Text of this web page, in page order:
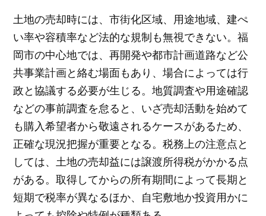
土地の売却時には、市街化区域、用途地域、建ぺ
い率や容積率など法的な規制も無視できない。福
岡市の中心地では、再開発や都市計画道路など公
共事業計画と絡む場面もあり、場合によっては行
政と協議する必要が生じる。地質調査や用途確認
などの事前調査を怠ると、いざ売却活動を始めて
も購入希望者から敬遠されるケースがあるため、
正確な現況把握が重要となる。税務上の注意点と
しては、土地の売却益には譲渡所得税がかかる点
がある。取得してからの所有期間によって長期と
短期で税率が異なるほか、自宅敷地か投資用かに